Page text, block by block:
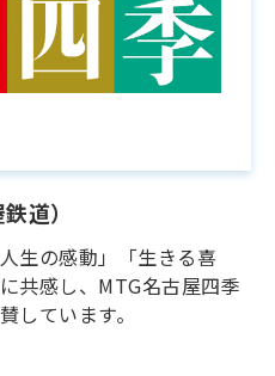
道）
生の感動」「生きる喜
共感し、MTG名古屋四季
しています。